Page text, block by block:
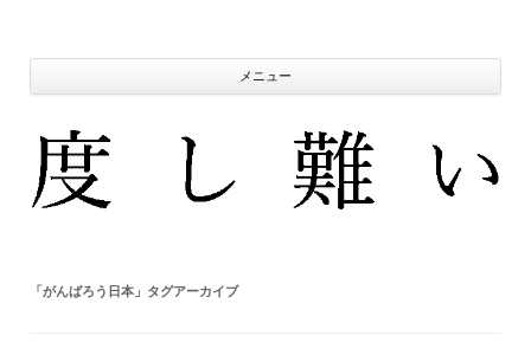
ン
へ
ッ
メニュー
「 がんばろう日本」タグアーカイブ